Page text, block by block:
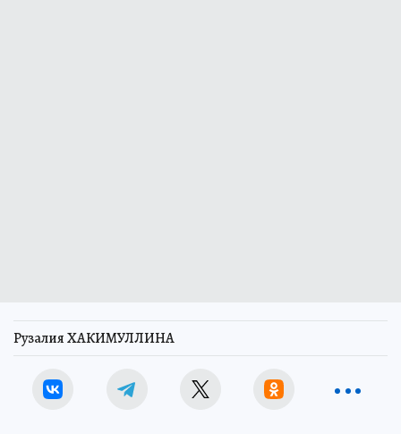
Рузалия ХАКИМУЛЛИНА